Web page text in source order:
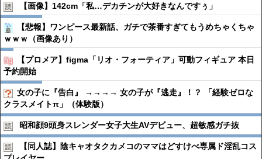
【画像】142cm「私…デカチンが大好きなんですぅ」
【悲報】ワンピース最新話、ガチで茶番すぎてもうめちゃくちゃ
ｗｗｗ（画像あり）
【プロメア】figma「リオ・フォーティア」可動フィギュア 本日
予約開始
女の子に『告白』 →→→→ 女の子が『逃走』！？ 「経験ゼロな
クラスメイトπ」（体験版）
昭和顔9頭身スレンダー女子大生AVデビュー、超敏感ガチ抜
【同人誌】陰キャオタクカメコのママはどすけべ専属ド淫乱コス